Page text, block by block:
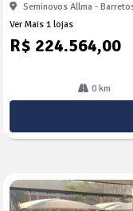
Seminovos Allma -
Ver Mais 1 lojas
R$ 224.564,00
0 km